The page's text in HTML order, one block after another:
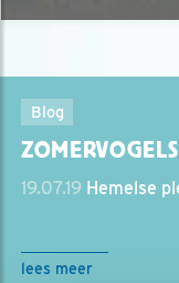
Blog
19.07.19 Hemelse
lees meer